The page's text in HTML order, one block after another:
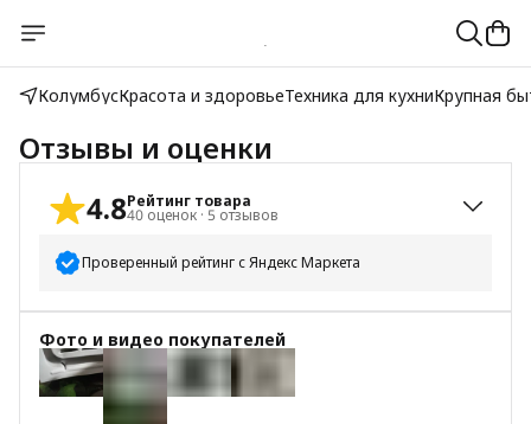
КолумбусКрасота и здоровьеТехника для кухниКрупная
Отзывы и оценки
4.8Рейтинг товара
40 оценок · 5 отзывов
Проверенный рейтинг с Яндекс Маркета
5 звёзд
34
4 звезды
3 звезды
звезды
Фото и видео покупателей
+5